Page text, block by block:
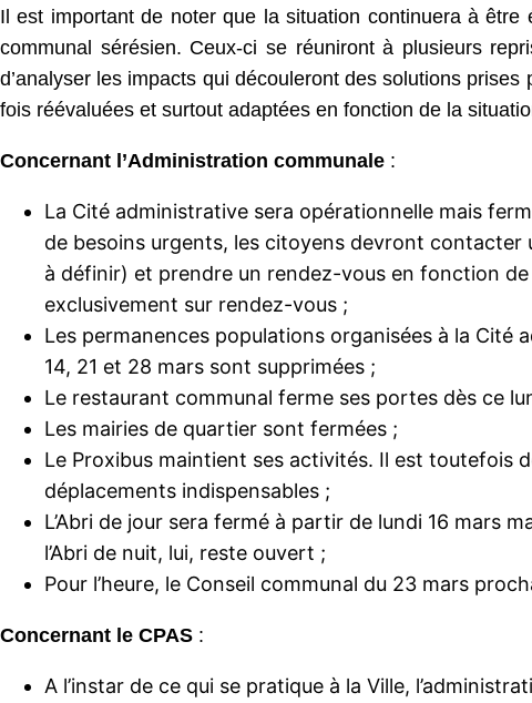
Il est important de noter que la situation continuera à
communal sérésien. Ceux-ci se réuniront à plusieurs
d’analyser les impacts qui découleront des solutions
fois réévaluées et surtout adaptées en fonction de la
Concernant l’Administration communale :
La Cité administrative sera opérationnelle mais
de besoins urgents, les citoyens devront contacter
à définir) et prendre un rendez-vous en fonction de
exclusivement sur rendez-vous ;
Les permanences populations organisées à la Cité
14, 21 et 28 mars sont supprimées ;
Le restaurant communal ferme ses portes dès ce
Les mairies de quartier sont fermées ;
Le Proxibus maintient ses activités. Il est toutefois
déplacements indispensables ;
L’Abri de jour sera fermé à partir de lundi 16 mars
l’Abri de nuit, lui, reste ouvert ;
Pour l’heure, le Conseil communal du 23 mars
Concernant le CPAS :
A l’instar de ce qui se pratique à la Ville,